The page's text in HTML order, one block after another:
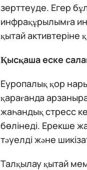
зерттеуде. Егер
инфрақұрылымға
қытай
Қысқаша еске
Еуропалық қор
қарағанда
жаһандық стресс
бөлінеді. Ерекше
тәуелді және
Талқылау қытай